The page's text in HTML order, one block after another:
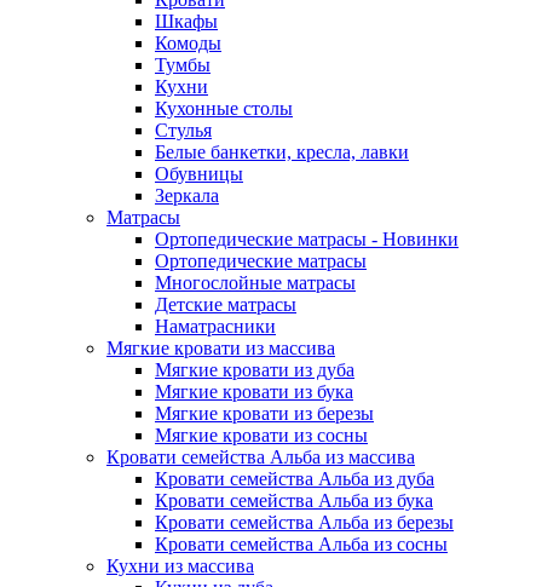
Шкафы
Комоды
Тумбы
Кухни
Кухонные столы
Стулья
Белые банкетки, кресла, лавки
Обувницы
Зеркала
Матрасы
Ортопедические матрасы - Новинки
Ортопедические матрасы
Многослойные матрасы
Детские матрасы
Наматрасники
Мягкие кровати из массива
Мягкие кровати из дуба
Мягкие кровати из бука
Мягкие кровати из березы
Мягкие кровати из сосны
Кровати семейства Альба из массива
Кровати семейства Альба из дуба
Кровати семейства Альба из бука
Кровати семейства Альба из березы
Кровати семейства Альба из сосны
Кухни из массива